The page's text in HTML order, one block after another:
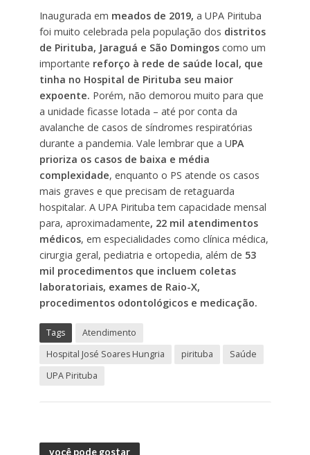
Inaugurada em meados de 2019, a UPA Pirituba
foi muito celebrada pela população dos distritos
de Pirituba, Jaraguá e São Domingoscomo um
importante reforço à rede de saúde local, que
tinha no Hospital de Pirituba seu maior
expoente. Porém, não demorou muito para que
a unidade ficasse lotada – até por conta da
avalanche de casos de síndromes respiratórias
durante a pandemia. Vale lembrar que a UPA
prioriza os casos de baixa e média
complexidade, enquanto o PS atende os casos
mais graves e que precisam de retaguarda
hospitalar. A UPA Pirituba tem capacidade mensal
para, aproximadamente, 22 mil atendimentos
médicos, em especialidades como clínica médica,
cirurgia geral, pediatria e ortopedia, além de 53
mil procedimentos que incluem coletas
laboratoriais, exames de Raio-X,
procedimentos odontológicos e medicação.
Tags
Atendimento
Hospital José Soares Hungria
pirituba
Saúde
UPA Pirituba
você pode gostar